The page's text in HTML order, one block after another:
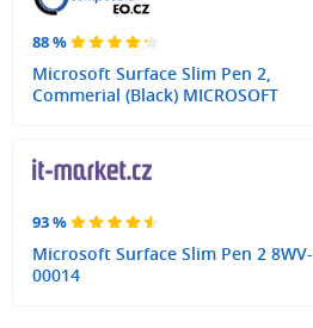
88 %
Microsoft Surface Slim Pen 2,
Commerial (Black) MICROSOFT
93 %
Microsoft Surface Slim Pen 2 8WV-
00014